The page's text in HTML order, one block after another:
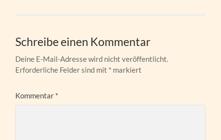
Schreibe einen Kommentar
Deine E-Mail-Adresse wird nicht veröffentlicht.
Erforderliche Felder sind mit * markiert
Kommentar *